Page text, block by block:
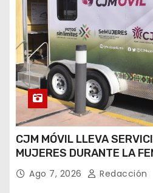
CJM MÓVIL LLEVA
MUJERES DURANTE LA
Ago 7, 2026 Redacción